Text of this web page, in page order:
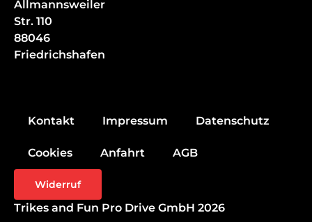
Allmannsweiler
Str. 110
88046
Friedrichshafen
Kontakt Impressum Datenschutz
Cookies Anfahrt AGB
Widerruf
Trikes and Fun Pro Drive GmbH 2026